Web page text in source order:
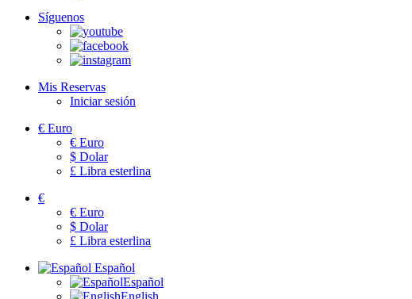
Síguenos
Mis Reservas
Iniciar sesión
€ Euro
€ Euro
$ Dolar
£ Libra esterlina
€
€ Euro
$ Dolar
£ Libra esterlina
Español
Español
English